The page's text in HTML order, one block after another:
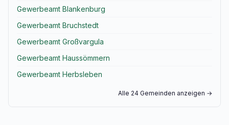
Gewerbeamt Blankenburg
Gewerbeamt Bruchstedt
Gewerbeamt Großvargula
Gewerbeamt Haussömmern
Gewerbeamt Herbsleben
Alle 24 Gemeinden anzeigen →